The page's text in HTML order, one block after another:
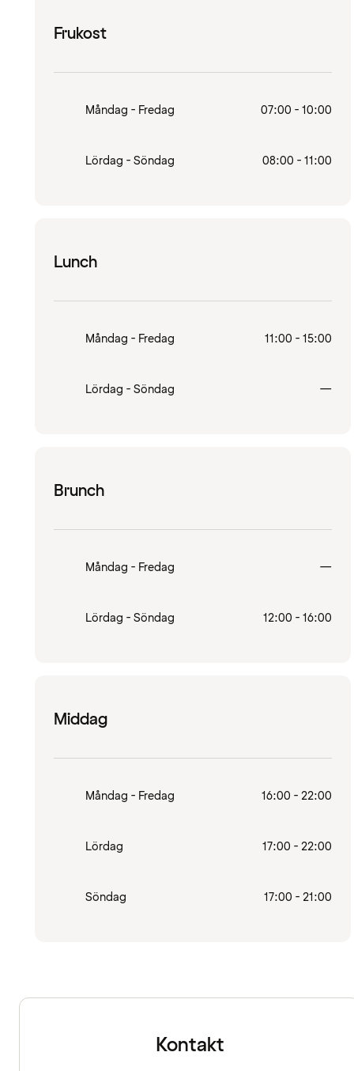
Frukost
Måndag - Fredag 07:00 - 10:00
Lördag - Söndag 08:00 - 11:00
Lunch
Måndag - Fredag 11:00 - 15:00
Lördag - Söndag —
Brunch
Måndag - Fredag —
Lördag - Söndag 12:00 - 16:00
Middag
Måndag - Fredag 16:00 - 22:00
Lördag 17:00 - 22:00
Söndag 17:00 - 21:00
Kontakt